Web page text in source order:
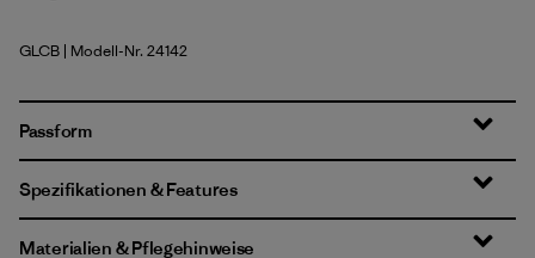
Glacial Blue
GLCB | Modell-Nr. 24142
Passform
Spezifikationen & Features
Materialien & Pflegehinweise